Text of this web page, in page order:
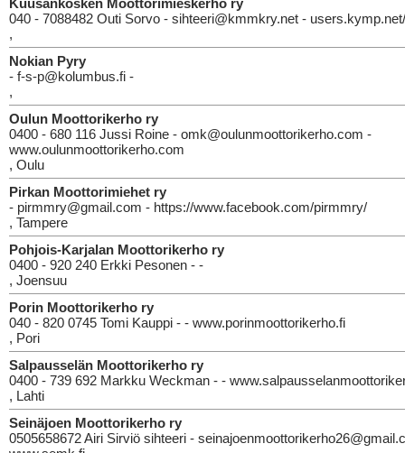
Kuusankosken Moottorimieskerho ry
040 - 7088482 Outi Sorvo - sihteeri@kmmkry.net -
,
Nokian Pyry
- f-s-p@kolumbus.fi -
,
Oulun Moottorikerho ry
0400 - 680 116 Jussi Roine - omk@oulunmoottorikerho.com -
www.oulunmoottorikerho.com
, Oulu
Pirkan Moottorimiehet ry
- pirmmry@gmail.com - https://www.facebook.com/pirmmry/
, Tampere
Pohjois-Karjalan Moottorikerho ry
0400 - 920 240 Erkki Pesonen - -
, Joensuu
Porin Moottorikerho ry
040 - 820 0745 Tomi Kauppi - - www.porinmoottorikerho.fi
, Pori
Salpausselän Moottorikerho ry
0400 - 739 692 Markku Weckman - -
, Lahti
Seinäjoen Moottorikerho ry
0505658672 Airi Sirviö sihteeri -